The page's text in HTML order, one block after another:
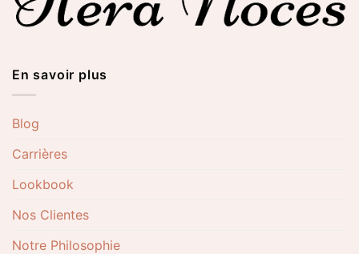
En savoir plus
Blog
Carrières
Lookbook
Nos Clientes
Notre Philosophie